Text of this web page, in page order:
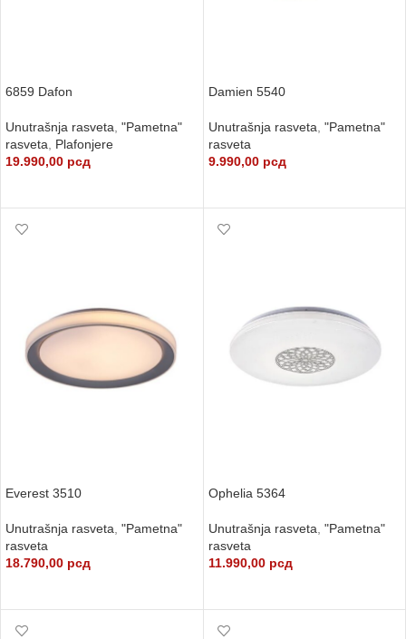
6859 Dafon
Unutrašnja rasveta "Pametna"
rasveta
Plafonjere
19.990,00 рсд
Damien 5540
Unutrašnja rasveta "Pametna"
rasveta
9.990,00 рсд
Everest 3510
Unutrašnja rasveta "Pametna"
rasveta
18.790,00 рсд
Ophelia 5364
Unutrašnja rasveta "Pametna"
rasveta
11.990,00 рсд